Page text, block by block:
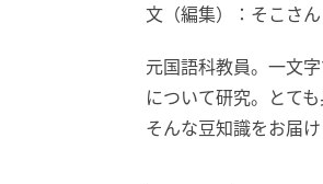
文（編集）：そこさん
元国語科教員。一文
について研究。とて
そんな豆知識をお届け